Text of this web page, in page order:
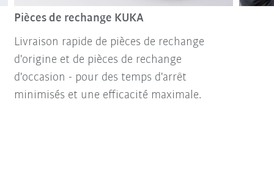
Pièces de rechange KUKA
Livraison rapide de pièces de rechange
d'origine et de pièces de rechange
d'occasion - pour des temps d'arrêt
minimisés et une efficacité maximale.